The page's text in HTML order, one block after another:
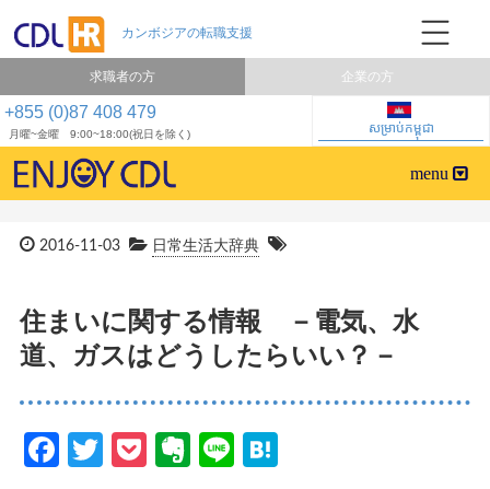
+855 (0)87 408 479
月曜~金曜 9:00~18:00(祝日を除く) សម្រាប់កម្ពុជា
求職者の方 企業の方
2016-11-03 日常生活大辞典
住まいに関する情報 －電気、水
道、ガスはどうしたらいい？－
Facebook
Twitter
PocketEvernote
Line